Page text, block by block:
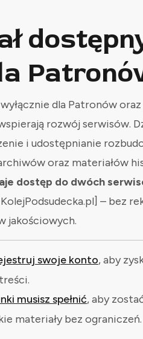
dla Patronów
rozwój serwisów.
i udostępnianie
oraz materiałów
dostęp do dwóch
– bez
jakościowych.
swoje konto, aby
musisz spełnić, aby
materiały bez ograniczeń.